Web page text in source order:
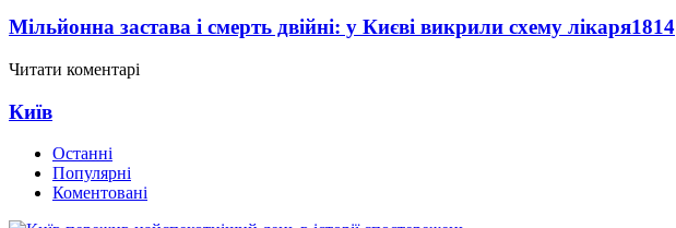
Мільйонна застава і смерть двійні: у Києві викрили схему лікаря1814
Читати коментарі
Київ
Останні
Популярні
Коментовані